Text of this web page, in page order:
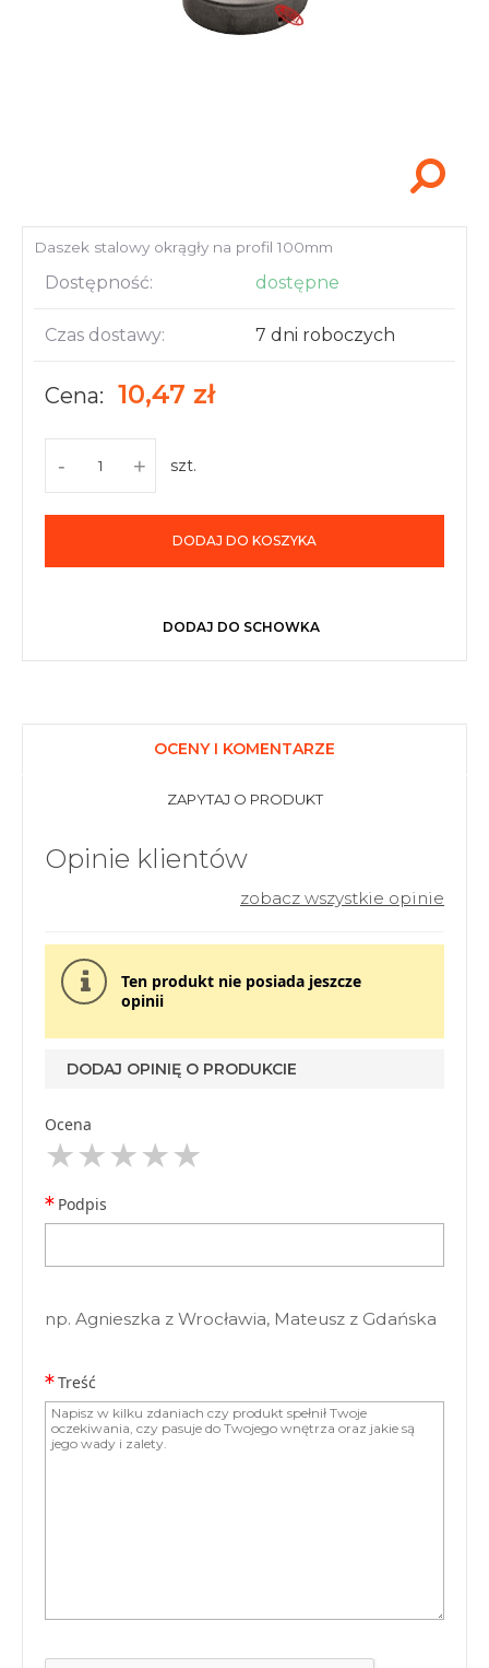
Daszek stalowy okrągły na profil 100mm
Dostępność: dostępne
Czas dostawy: 7 dni roboczych
Cena: 10,47 zł
- + szt.
DODAJ DO KOSZYKA
DODAJ DO SCHOWKA
OCENY I KOMENTARZE
ZAPYTAJ O PRODUKT
Opinie klientów
zobacz wszystkie opinie
Ten produkt nie posiada jeszcze
opinii
DODAJ OPINIĘ O PRODUKCIE
Ocena
Podpis
np. Agnieszka z Wrocławia, Mateusz z Gdańska
Treść